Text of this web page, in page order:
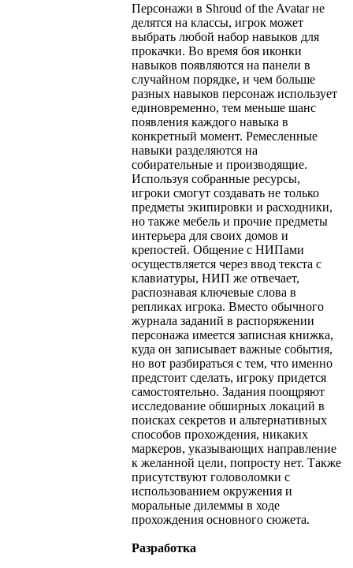
Персонажи в Shroud of the Avatar не
делятся на классы, игрок может
выбрать любой набор навыков для
прокачки. Во время боя иконки
навыков появляются на панели в
случайном порядке, и чем больше
разных навыков персонаж использует
единовременно, тем меньше шанс
появления каждого навыка в
конкретный момент. Ремесленные
навыки разделяются на
собирательные и производящие.
Используя собранные ресурсы,
игроки смогут создавать не только
предметы экипировки и расходники,
но также мебель и прочие предметы
интерьера для своих домов и
крепостей. Общение с НИПами
осуществляется через ввод текста с
клавиатуры, НИП же отвечает,
распознавая ключевые слова в
репликах игрока. Вместо обычного
журнала заданий в распоряжении
персонажа имеется записная книжка,
куда он записывает важные события,
но вот разбираться с тем, что именно
предстоит сделать, игроку придется
самостоятельно. Задания поощряют
исследование обширных локаций в
поисках секретов и альтернативных
способов прохождения, никаких
маркеров, указывающих направление
к желанной цели, попросту нет. Также
присутствуют головоломки с
использованием окружения и
моральные дилеммы в ходе
прохождения основного сюжета.
Разработка